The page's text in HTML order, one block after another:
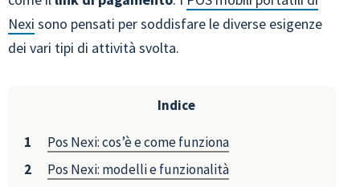
Nexi sono pensati per soddisfare le diverse esigenze
dei vari tipi di attività svolta.
Indice
Pos Nexi: cos’è e come funziona
Pos Nexi: modelli e funzionalità